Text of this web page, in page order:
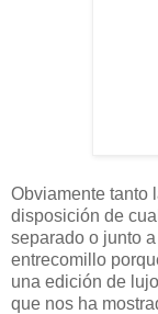
Obviamente tanto
disposición de
separado o junto
entrecomillo
una edición de
que nos ha